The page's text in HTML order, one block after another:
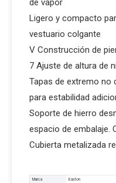
de vapor
Ligero y compacto
vestuario colgante
V Construcción de
7 Ajuste de altura de
Tapas de extremo no
para estabilidad
Soporte de hierro
espacio de embalaje.
Cubierta metalizada
Marca Easton